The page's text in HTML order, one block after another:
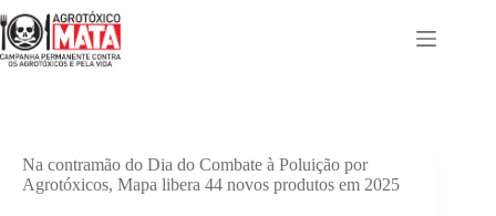
para
o
conteúdo
Na contramão do Dia do Combate à Poluição por
Agrotóxicos, Mapa libera 44 novos produtos em 2025